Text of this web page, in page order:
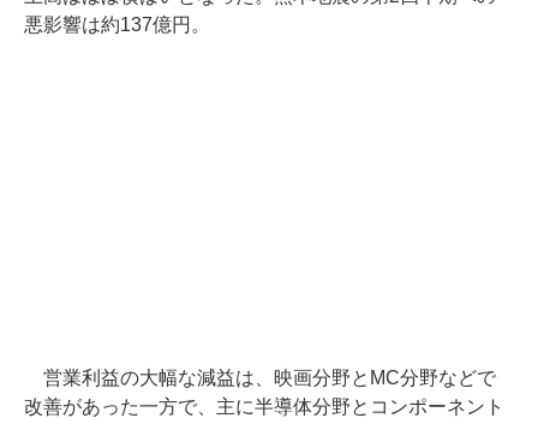
悪影響は約137億円。
営業利益の大幅な減益は、映画分野とMC分野などで
改善があった一方で、主に半導体分野とコンポーネント